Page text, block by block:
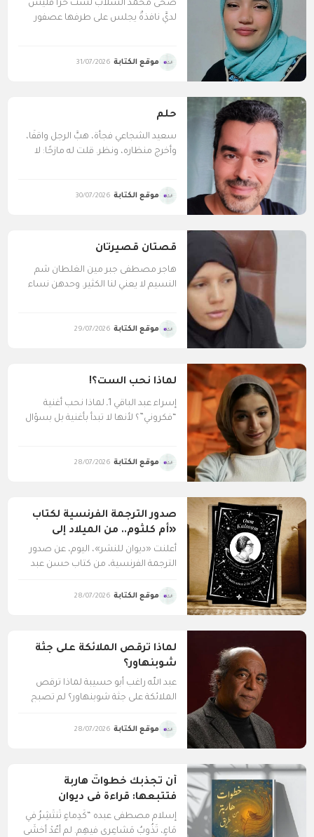
ضحى محمد السلاب لستُ حرًّا فليس
لديَّ نافذةٌ يجلس على طرفها عصفور
موقع الكتابة 31/07/2026
حلم
سعيد الشجاعي فجأة، هبَّ الرجل واقفًا،
وأخرج منظاره، ونظر. قلت له مازحًا: لا
موقع الكتابة 30/07/2026
قصتان قصيرتان
هاجر مصطفى جبر مين الغلطان شم
النسيم لا يعني لنا الكثير. وحدهن نساء
موقع الكتابة 29/07/2026
لماذا نحب الست؟!
إسراء عبد الباقي 1ـ لماذا نحب أغنية
“فكروني”؟ لأنها لا تبدأ بأغنية بل بسؤال
موقع الكتابة 28/07/2026
صدور الترجمة الفرنسية لكتاب
«أم كلثوم.. من الميلاد إلى
الأسطورة»
أعلنت «ديوان للنشر»، اليوم، عن صدور
الترجمة الفرنسية، من كتاب حسن عبد
موقع الكتابة 28/07/2026
لماذا ترقص الملائكة على جثة
شوبنهاور؟
عبد الله راغب أبو حسيبة لماذا ترقص
الملائكة على جثة شوبنهاور؟ لم تصبح
موقع الكتابة 28/07/2026
أن تجذبك خطواتٌ هاربة
فتتبعها: قراءة في ديوان
“خطوات هاربة من طريق”
للشاعرة مروة مجدي
إسلام مصطفى عبده “كَدِماءٍ تَنتَشِرُ في
مَاءٍ، تَذُوبُ مَشاعِري فيهِم. لم أعُدْ أخشَى